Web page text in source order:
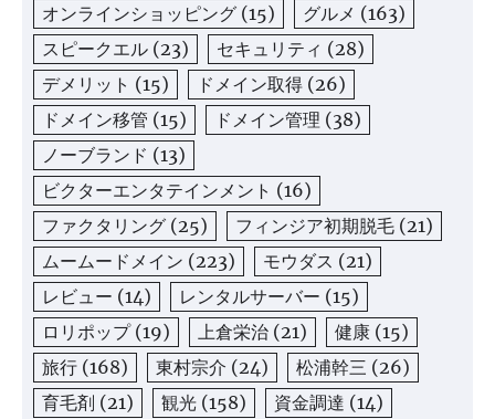
オンラインショッピング (15) グルメ (163)
スピークエル (23) セキュリティ (28)
デメリット (15) ドメイン取得 (26)
ドメイン移管 (15) ドメイン管理 (38)
ノーブランド (13)
ビクターエンタテインメント (16)
ファクタリング (25) フィンジア初期脱毛 (21)
ムームードメイン (223) モウダス (21)
レビュー (14) レンタルサーバー (15)
ロリポップ(19) 上倉栄治 (21) 健康 (15)
旅行 (168) 東村宗介 (24) 松浦幹三 (26)
育毛剤 (21) 観光 (158) 資金調達 (14)